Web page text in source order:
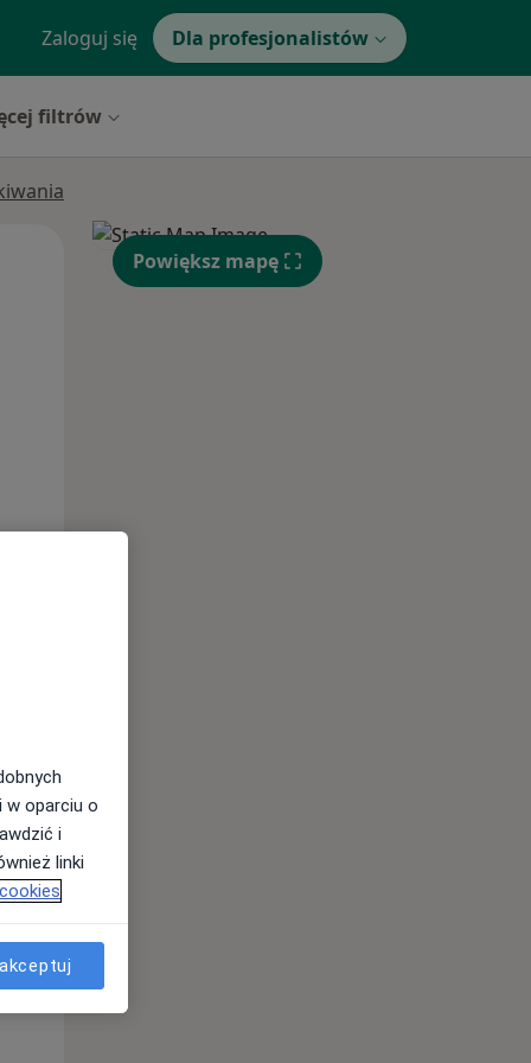
Zaloguj się Dla profesjonalistów
filtrów
Śr, Czw,
Wt,
Powiększ mapę
w oparciu o
i
linki